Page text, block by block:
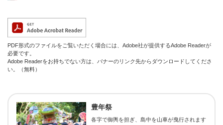
PDF形式のファイルをご覧いただく場合には、Adobe社が提供するAdobe Readerが
必要です。
Adobe Readerをお持ちでない方は、バナーのリンク先からダウンロードしてくださ
い。（無料）
豊年祭
各字で御輿を担ぎ、島中を山車が曳行されます